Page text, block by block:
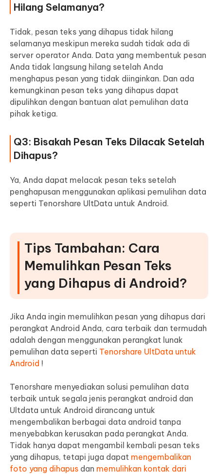
Hilang Selamanya?
Tidak, pesan teks yang dihapus tidak hilang
selamanya meskipun mereka sudah tidak ada di
server operator Anda. Data yang membentuk pesan
Anda tidak langsung hilang setelah Anda
menghapus pesan yang tidak diinginkan. Dan ada
kemungkinan pesan teks yang dihapus dapat
dipulihkan dengan bantuan alat pemulihan data
pihak ketiga.
Q3: Bisakah Pesan Teks Dilacak Setelah
Dihapus?
Ya, Anda dapat melacak pesan teks setelah
penghapusan menggunakan aplikasi pemulihan data
seperti Tenorshare UltData untuk Android.
Tips Tambahan: Cara
Memulihkan Pesan Teks
yang Dihapus di Android?
Jika Anda ingin memulihkan pesan yang dihapus dari
perangkat Android Anda, cara terbaik dan termudah
adalah dengan menggunakan perangkat lunak
pemulihan data seperti Tenorshare UltData untuk
Android !
Tenorshare menyediakan solusi pemulihan data
terbaik untuk segala jenis perangkat android dan
Ultdata untuk Android dirancang untuk
mengembalikan berbagai data android tanpa
menyebabkan kerusakan pada perangkat Anda.
Tidak hanya dapat mengambil kembali pesan teks
yang dihapus, tetapi juga dapat mengembalikan
foto yang dihapus dan memulihkan kontak dari